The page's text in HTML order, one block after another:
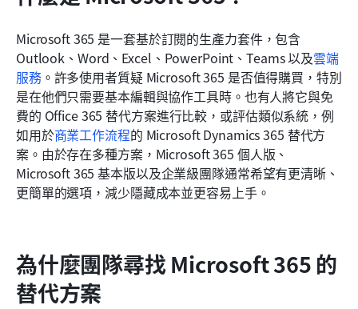
Microsoft 365 是一套基於訂閱的生產力套件，包含
Outlook、Word、Excel、PowerPoint、Teams 以及雲端
服務。許多使用者質疑 Microsoft 365 是否值得購買，特別
是在他們只需要基本編輯與協作工具時。也有人將它與免
費的 Office 365 替代方案進行比較，或評估類似系統，例
如用於商業工作流程的 Microsoft Dynamics 365 替代方
案。由於存在多種方案，Microsoft 365 個人版、
Microsoft 365 基本版以及企業級團隊通常希望有更清晰、
更簡單的選項，減少隱藏成本並更容易上手。
為什麼團隊尋找 Microsoft 365 的
替代方案